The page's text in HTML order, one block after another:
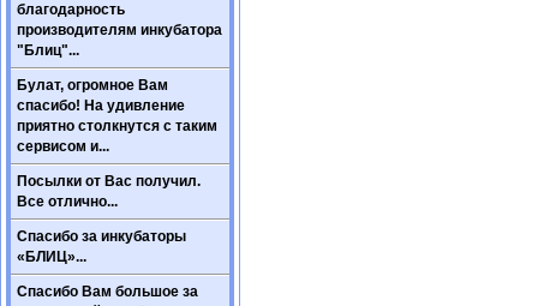
благодарность
производителям инкубатора
"Блиц"...
Булат, огромное Вам
спасибо! На удивление
приятно столкнутся с таким
сервисом и...
Посылки от Вас получил.
Все отлично...
Спасибо за инкубаторы
«БЛИЦ»...
Спасибо Вам большое за